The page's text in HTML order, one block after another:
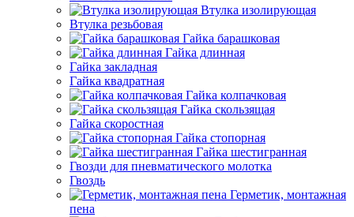
Втулка изолирующая
Втулка резьбовая
Гайка барашковая
Гайка длинная
Гайка закладная
Гайка квадратная
Гайка колпачковая
Гайка скользящая
Гайка скоростная
Гайка стопорная
Гайка шестигранная
Гвозди для пневматического молотка
Гвоздь
Герметик, монтажная
пена